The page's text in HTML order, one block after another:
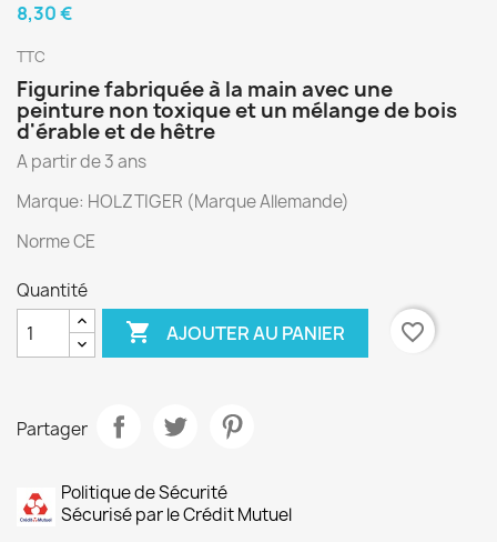
8,30 €
TTC
Figurine fabriquée à la main avec une
peinture non toxique et un mélange de bois
d'érable et de hêtre
A partir de 3 ans
Marque: HOLZTIGER (Marque Allemande)
Norme CE
Quantité
 AJOUTER AU PANIER favorite_border
Partager
Politique de Sécurité
Sécurisé par le Crédit Mutuel